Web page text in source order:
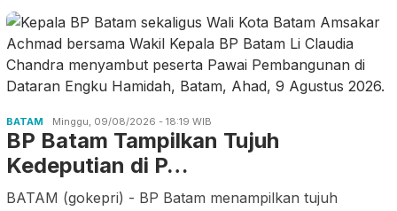
BATAM Minggu, 09/08/2026 - 18:19 WIB
BP Batam Tampilkan Tujuh
Kedeputian di P…
BATAM (gokepri) - BP Batam menampilkan tujuh